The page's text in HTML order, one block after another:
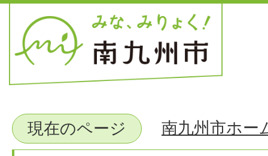
現在のページ 南九州市ホー